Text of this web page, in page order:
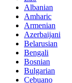
Albanian
Amharic
Armenian
Azerbaijani
Belarusian
Bengali
Bosnian
Bulgarian
Cebuano